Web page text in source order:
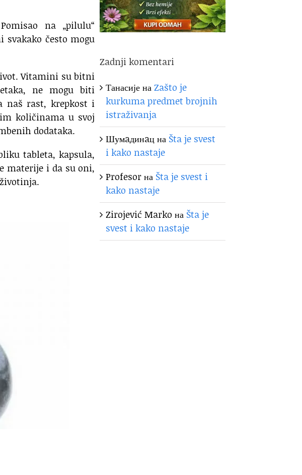
na „pilulu“
svakako često mogu
Vitamini su bitni
ne mogu biti
naš rast, krepkost i
količinama u svoj
dodataka.
tableta, kapsula,
materije i da su oni,
Zadnji komentari
ТанасијенаZašto je
kurkuma predmet brojnih
istraživanja
Шумaдинaцна Šta je svest
i kako nastaje
Profesorна Šta je svest i
kako nastaje
Zirojević Marko на Šta je
svest i kako nastaje